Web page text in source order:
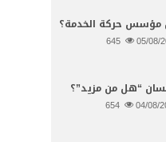
مؤسس حركة الخدمة؟
05/08/
“هل من مزيد”؟
04/08/